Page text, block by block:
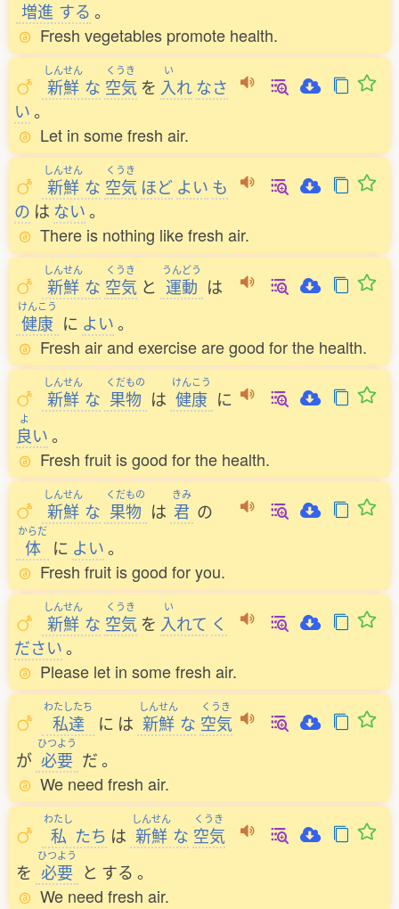
増進 する 。
Fresh vegetables promote health.
しんせん
新鮮 な
くうき
空気 を
い
入れなさ
い。
Let in some fresh air.
しんせん
新鮮 な
くうき
空気 ほど よい も
の は ない。
There is nothing like fresh air.
しんせん
新鮮 な
くうき
空気 と
うんどう
運動 は
けんこう
健康 に よい。
Fresh air and exercise are good for the health.
しんせん
新鮮 な
くだもの
果物 は
けんこう
健康 に
よ
良い。
Fresh fruit is good for the health.
しんせん
新鮮 な
くだもの
果物 は
きみ
君 の
からだ
体 に よい。
Fresh fruit is good for you.
しんせん
新鮮 な
くうき
空気 を
い
入れて く
ださい。
Please let in some fresh air.
わたしたち
私達 に は
しんせん
新鮮 な
くうき
空気
が
ひつよう
必要 だ。
We need fresh air.
わたし
私 たち は
しんせん
新鮮 な
くうき
空気
を
ひつよう
必要 と する 。
We need fresh air.